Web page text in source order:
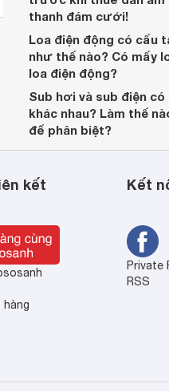
thanh đám cưới!
Loa điện động có cấu
như thế nào? Có mấy
loa điện động?
Sub hơi và sub điện có
khác nhau? Làm thế
để phân biệt?
kết
hàng
Kết
Private
RSS